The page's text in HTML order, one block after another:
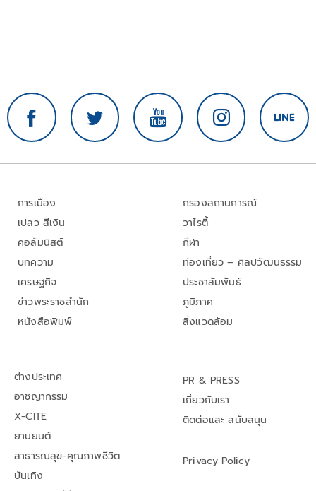
การเมือง
เปลว สีเงิน
คอลัมนิสต์
บทความ
เศรษฐกิจ
ข่าวพระราชสำนัก
หนังสือพิมพ์
กรองสถานการณ์
วาไรตี้
กีฬา
ท่องเที่ยว – ศิลปวัฒนธรรม
ประชาสัมพันธ์
ภูมิภาค
สิ่งแวดล้อม
ต่างประเทศ
อาชญากรรม
X-CITE
ยานยนต์
สาธารณสุข-คุณภาพชีวิต
บันเทิง
PR & PRESS
เกี่ยวกับเรา
ติดต่อและ สนับสนุน
Privacy Policy